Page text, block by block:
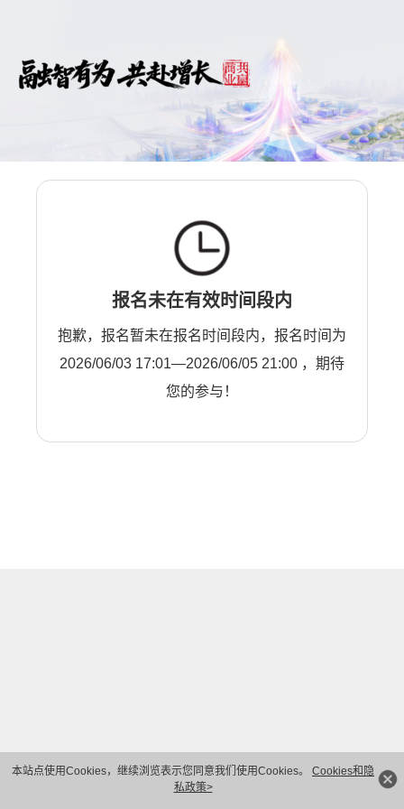
本站点使用Cookies，继续浏览表示您同意我们使用Cookies。 Cookies和隐
私政策>
报名未在有效时间段内
抱歉，报名暂未在报名时间段内，报名时间为
2026/06/03 17:01—2026/06/05 21:00 ，期待
您的参与！